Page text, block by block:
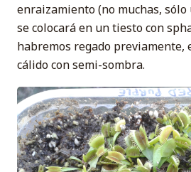
enraizamiento (no muchas,
se colocará en un tiesto con
habremos regado previamente,
cálido con semi-sombra.